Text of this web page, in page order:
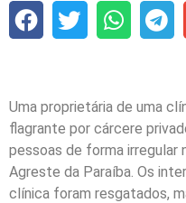
Uma proprietária de uma
flagrante por cárcere
pessoas de forma irregular
Agreste da Paraíba. Os
clínica foram resgatados,